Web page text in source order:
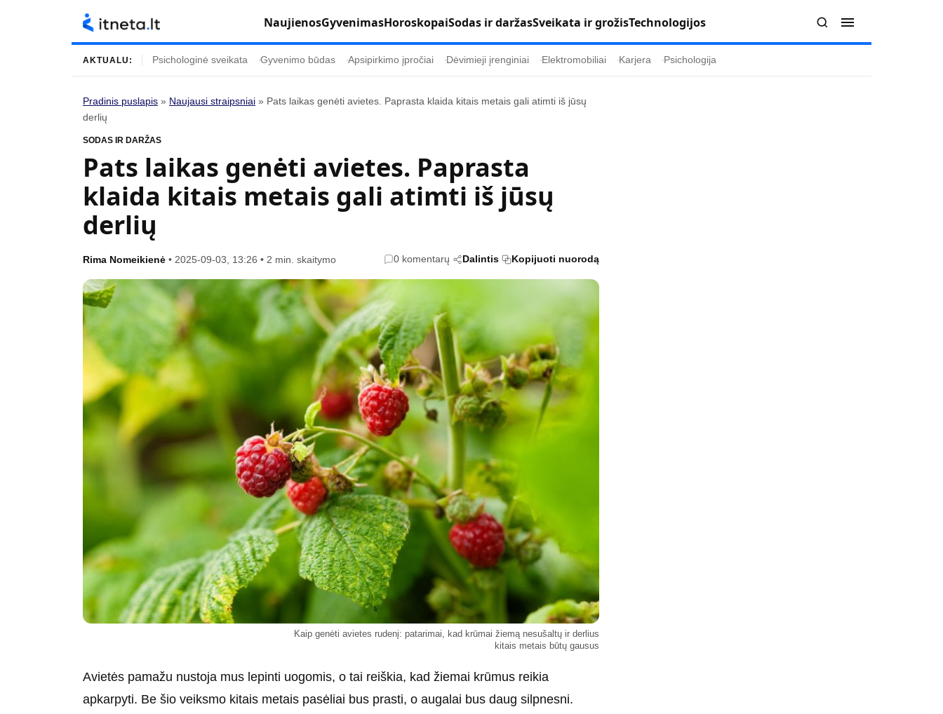
NaujienosGyvenimasHoroskopaiSodas ir daržasSveikata ir grožisTechnologijos
Turinys
Gyvenimas
Įdomybės
Mada
Namai ir interjeras
Kulinarija
Technologijos
Tėvai ir vaikai
Sodas ir daržas
Sveikata ir grožis
Tvari mada Slapukų politika
AKTUALU: Psichologinė sveikata Gyvenimo būdas Apsipirkimo įpročiai Dėvimieji įrenginiai Elektromobiliai Karjera Psichologija
Pradinis puslapis » Naujausi straipsniai » Pats laikas genėti avietes. Paprasta klaida kitais metais gali atimti iš jūsų
derlių
SODAS IR DARŽAS
Pats laikas genėti avietes. Paprasta
klaida kitais metais gali atimti iš jūsų
derlių
Rima Nomeikienė • 2025-09-03, 13:26 • 2 min. skaitymo 0 komentarų Dalintis Kopijuoti nuorodą
Kaip genėti avietes rudenį: patarimai, kad krūmai žiemą nesušaltų ir derlius
kitais metais būtų gausus
Avietės pamažu nustoja mus lepinti uogomis, o tai reiškia, kad žiemai krūmus reikia
apkarpyti. Be šio veiksmo kitais metais pasėliai bus prasti, o augalai bus daug silpnesni.